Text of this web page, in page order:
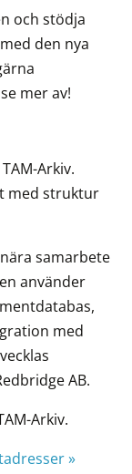
och stödja
den nya
mer av!
Arkiv.
med struktur
samarbete
använder
med
AB.
Arkiv.
»